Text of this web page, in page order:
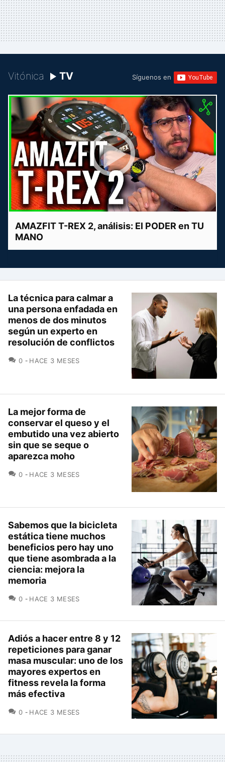
Vitónica TV Síguenos en
AMAZFIT T-REX 2, análisis: El PODER en TU
MANO
La técnica para calmar a
una persona enfadada en
menos de dos minutos
según un experto en
resolución de conflictos
0 COMENTARIOS
HACE 3 MESES
La mejor forma de
conservar el queso y el
embutido una vez abierto
sin que se seque o
aparezca moho
0 COMENTARIOS
HACE 3 MESES
Sabemos que la bicicleta
estática tiene muchos
beneficios pero hay uno
que tiene asombrada a la
ciencia: mejora la
memoria
0 COMENTARIOS
HACE 3 MESES
Adiós a hacer entre 8 y 12
repeticiones para ganar
masa muscular: uno de los
mayores expertos en
fitness revela la forma
más efectiva
0 COMENTARIOS
HACE 3 MESES